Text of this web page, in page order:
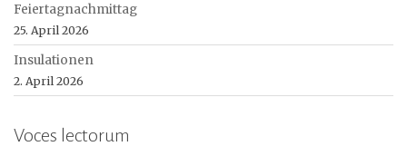
Feiertagnachmittag
25. April 2026
Insulationen
2. April 2026
Voces lectorum